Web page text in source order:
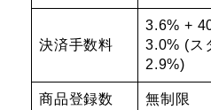
決済手数料
3.6% +
3.0% (ス
2.9%)
商品登録数 無制限